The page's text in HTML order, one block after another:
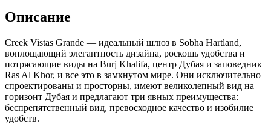
Описание
Creek Vistas Grande — идеальный шлюз в Sobha Hartland,
воплощающий элегантность дизайна, роскошь удобства и
потрясающие виды на Burj Khalifa, центр Дубая и заповедник
Ras Al Khor, и все это в замкнутом мире. Они исключительно
спроектированы и просторны, имеют великолепный вид на
горизонт Дубая и предлагают три явных преимущества:
беспрепятственный вид, превосходное качество и изобилие
удобств.